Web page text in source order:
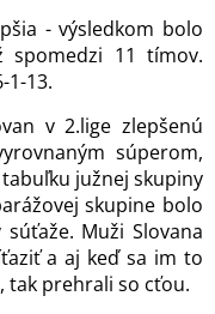
- výsledkom bolo
spomedzi 11 tímov.
1-13.
v 2.lige zlepšenú
súperom,
južnej skupiny
skupine bolo
Muži Slovana
a aj keď sa im to
tak prehrali so cťou.